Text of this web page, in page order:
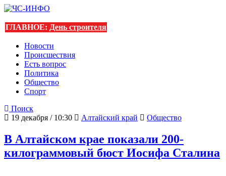
ГЛАВНОЕ: День строителя
Новости
Происшествия
Есть вопрос
Политика
Общество
Спорт
Поиск
19 декабря / 10:30
Алтайский край Общество
В Алтайском крае показали 200-
килограммовый бюст Иосифа Сталина